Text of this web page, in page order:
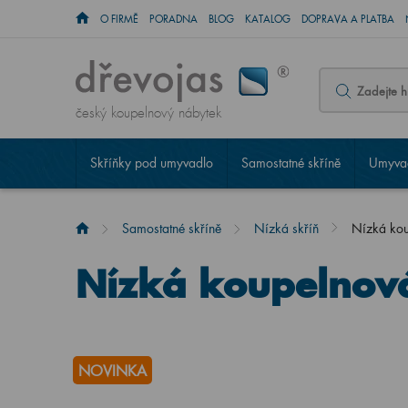
O FIRMĚ PORADNA BLOG KATALOG DOPRAVA A PLATBA
český koupelnový nábytek
Skříňky pod umyvadlo Samostatné skříně
Samostatné skříně Nízká skříň Nízká
Nízká
NOVINKA